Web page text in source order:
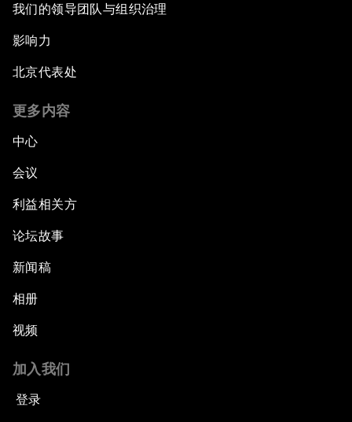
我们的领导团队与组织治理
影响力
北京代表处
更多内容
中心
会议
利益相关方
论坛故事
新闻稿
相册
视频
加入我们
登录